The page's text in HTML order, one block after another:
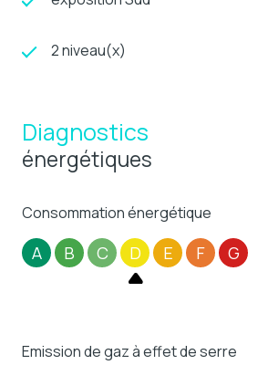
2 niveau(x)
Diagnostics
énergétiques
Consommation énergétique
A B C D E F G
Emission de gaz à effet de serre